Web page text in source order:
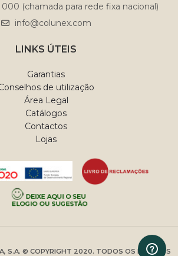
à
exemplo, um lado em veludo
000 (chamada para rede fixa nacional)
info@colunex.com
LINKS ÚTEIS
Garantias
de utilização
Área Legal
Catálogos
Contactos
Lojas
S.A. © COPYRIGHT 2020. TODOS OS DIREITOS